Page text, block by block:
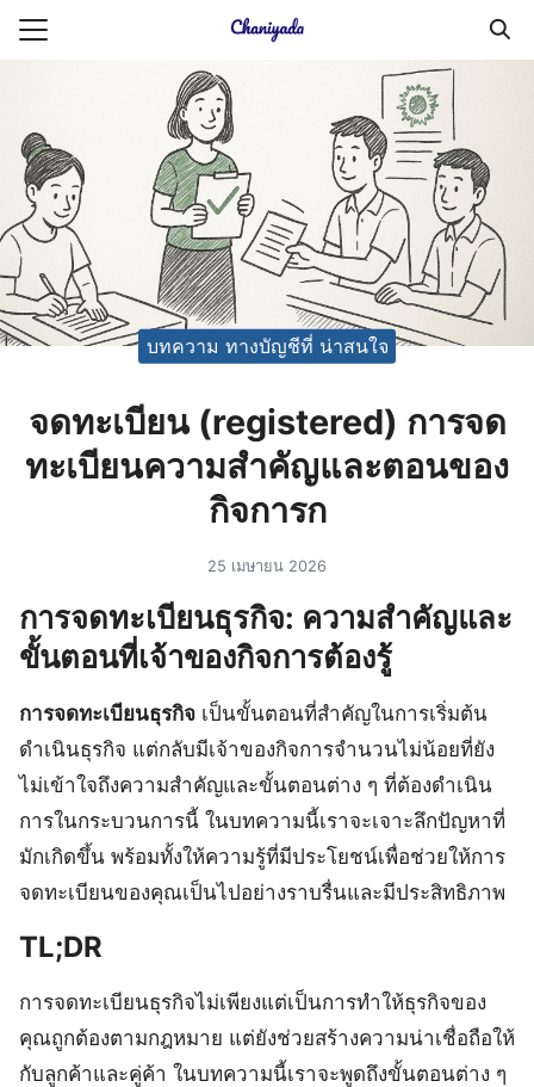
Skip
ยความเป็นส่วนตัว
ญชี (Accounting service)
ญชี (Accounting
บทความ ทางบัญชีที่ น่าสนใจ
จดทะเบียน (registered) การจด
ทะเบียนความสำคัญและตอนของ
กิจการก
25 เมษายน 2026
การจดทะเบียนธุรกิจ: ความสำคัญและ
ขั้นตอนที่เจ้าของกิจการต้องรู้
การจดทะเบียนธุรกิจ เป็นขั้นตอนที่สำคัญในการเริ่มต้น
ดำเนินธุรกิจ แต่กลับมีเจ้าของกิจการจำนวนไม่น้อยที่ยัง
ไม่เข้าใจถึงความสำคัญและขั้นตอนต่าง ๆ ที่ต้องดำเนิน
การในกระบวนการนี้ ในบทความนี้เราจะเจาะลึกปัญหาที่
มักเกิดขึ้น พร้อมทั้งให้ความรู้ที่มีประโยชน์เพื่อช่วยให้การ
จดทะเบียนของคุณเป็นไปอย่างราบรื่นและมีประสิทธิภาพ
TL;DR
การจดทะเบียนธุรกิจไม่เพียงแต่เป็นการทำให้ธุรกิจของ
คุณถูกต้องตามกฎหมาย แต่ยังช่วยสร้างความน่าเชื่อถือให้
กับลูกค้าและคู่ค้า ในบทความนี้เราจะพูดถึงขั้นตอนต่าง ๆ